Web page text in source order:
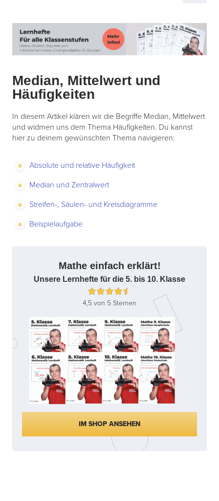
Median, Mittelwert und
Häufigkeiten
In diesem Artikel klären wir die Begriffe Median, Mittelwert
und widmen uns dem Thema Häufigkeiten. Du kannst
hier zu deinem gewünschten Thema navigieren:
Absolute und relative Häufigkeit
Median und Zentralwert
Streifen-, Säulen- und Kreisdiagramme
Beispielaufgabe
Mathe einfach erklärt!
Unsere Lernhefte für die 5. bis 10. Klasse
4,5 von 5 Sternen
IM SHOP ANSEHEN